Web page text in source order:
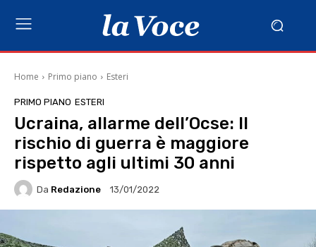
Home Primo piano Esteri
PRIMO PIANO ESTERI
Ucraina, allarme dell’Ocse: Il
rischio di guerra è maggiore
rispetto agli ultimi 30 anni
Da Redazione 13/01/2022